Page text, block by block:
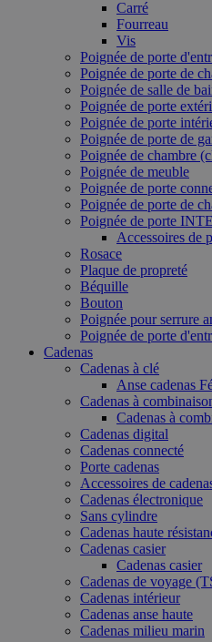
Carré
Fourreau
Vis
Poignée de porte
Poignée de porte de
Poignée de salle de
Poignée de porte
Poignée de porte
Poignée de porte de
Poignée de chambre
Poignée de meuble
Poignée de porte
Poignée de porte de
Poignée de porte
Accessoires de
Rosace
Plaque de propreté
Béquille
Bouton
Poignée pour serrure
Poignée de porte
Cadenas
Cadenas à clé
Anse cadenas
Cadenas à
Cadenas à
Cadenas digital
Cadenas connecté
Porte cadenas
Accessoires de
Cadenas électronique
Sans cylindre
Cadenas haute
Cadenas casier
Cadenas casier
Cadenas de voyage
Cadenas intérieur
Cadenas anse haute
Cadenas milieu marin